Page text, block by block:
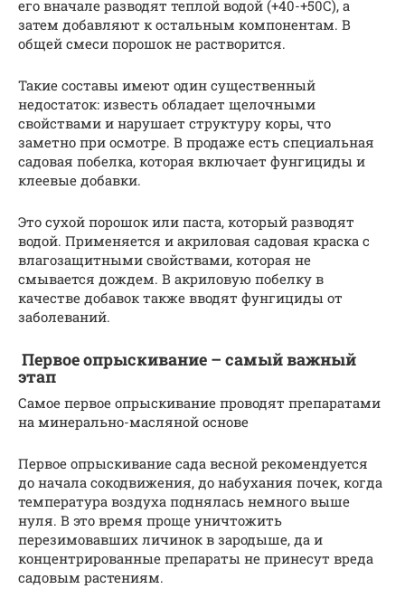
его вначале разводят теплой водой (+40-+50С), а
затем добавляют к остальным компонентам. В
общей смеси порошок не растворится.
Такие составы имеют один существенный
недостаток: известь обладает щелочными
свойствами и нарушает структуру коры, что
заметно при осмотре. В продаже есть специальная
садовая побелка, которая включает фунгициды и
клеевые добавки.
Это сухой порошок или паста, который разводят
водой. Применяется и акриловая садовая краска с
влагозащитными свойствами, которая не
смывается дождем. В акриловую побелку в
качестве добавок также вводят фунгициды от
заболеваний.
Первое опрыскивание – самый важный
этап
Самое первое опрыскивание проводят препаратами
на минерально-масляной основе
Первое опрыскивание сада весной рекомендуется
до начала сокодвижения, до набухания почек, когда
температура воздуха поднялась немного выше
нуля. В это время проще уничтожить
перезимовавших личинок в зародыше, да и
концентрированные препараты не принесут вреда
садовым растениям.